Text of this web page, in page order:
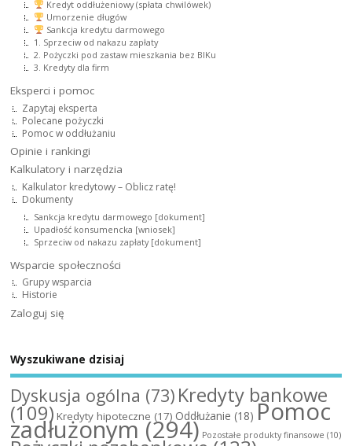
Kredyt oddłużeniowy (spłata chwilówek)
Umorzenie długów
Sankcja kredytu darmowego
1. Sprzeciw od nakazu zapłaty
2. Pożyczki pod zastaw mieszkania bez BIKu
3. Kredyty dla firm
Eksperci i pomoc
Zapytaj eksperta
Polecane pożyczki
Pomoc w oddłużaniu
Opinie i rankingi
Kalkulatory i narzędzia
Kalkulator kredytowy – Oblicz ratę!
Dokumenty
Sankcja kredytu darmowego [dokument]
Upadłość konsumencka [wniosek]
Sprzeciw od nakazu zapłaty [dokument]
Wsparcie społeczności
Grupy wsparcia
Historie
Zaloguj się
Wyszukiwane dzisiaj
Dyskusja ogólna (73) Kredyty bankowe
(109) Kredyty hipoteczne (17) Oddłużanie (18) Pomoc
zadłużonym(294) Pozostałe produkty finansowe (10)